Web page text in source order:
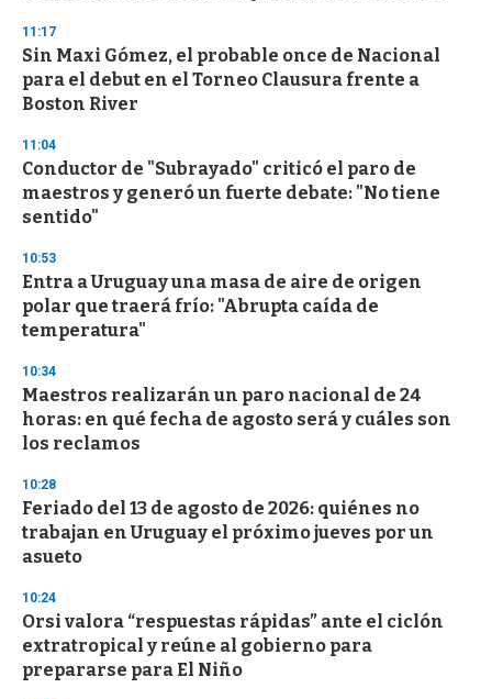
3
s
c
o
d
s
11:17
Sin Maxi Gómez, el probable once de Nacional
para el debut en el Torneo Clausura frente a
Boston River
11:04
Conductor de "Subrayado" criticó el paro de
maestros y generó un fuerte debate: "No tiene
sentido"
10:53
Entra a Uruguay una masa de aire de origen
polar que traerá frío: "Abrupta caída de
temperatura"
10:34
Maestros realizarán un paro nacional de 24
horas: en qué fecha de agosto será y cuáles son
los reclamos
10:28
Feriado del 13 de agosto de 2026: quiénes no
trabajan en Uruguay el próximo jueves por un
asueto
10:24
Orsi valora “respuestas rápidas” ante el ciclón
extratropical y reúne al gobierno para
prepararse para El Niño